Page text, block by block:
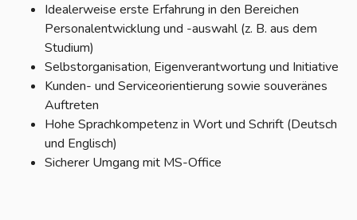
Idealerweise erste Erfahrung in den Bereichen
Personalentwicklung und -auswahl (z. B. aus dem
Studium)
Selbstorganisation, Eigenverantwortung und Initiative
Kunden- und Serviceorientierung sowie souveränes
Auftreten
Hohe Sprachkompetenz in Wort und Schrift (Deutsch
und Englisch)
Sicherer Umgang mit MS-Office